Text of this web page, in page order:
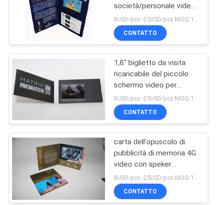
PRIVACY
POLICY
società/personale video
biglietto da visita di
Digital
8USD/pcs -25USD/pcs MOQ:1pcs
CONTATTO
1,8" biglietto da visita
ricaricabile del piccolo
schermo video per
annunciare
CONTATTO
carta dell'opuscolo di
pubblicità di memoria 4G
video con speker
incorporato, 10.1inch
CONTATTO